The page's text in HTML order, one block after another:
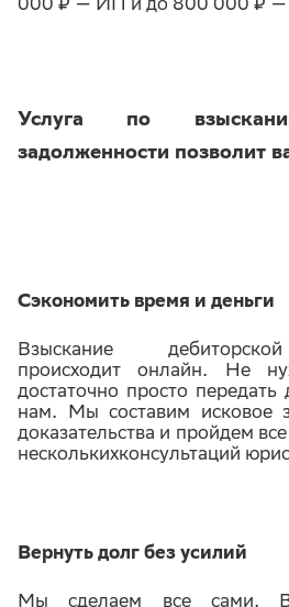
Услуга по
задолженности позволит
Сэкономить время и деньги
Взыскание
происходит онлайн. Не
достаточно просто
нам. Мы составим исковое
доказательства и пройдем
несколькихконсультаций
Вернуть долг без усилий
Мы сделаем все сами.